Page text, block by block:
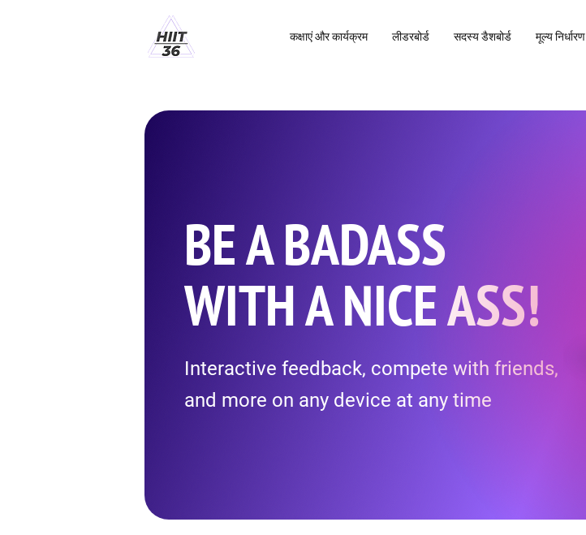
कक्षाएं और कार्यक्रम लीडरबोर्ड सदस्य डैशबोर्ड मूल्य निर्धारण
BE A BADASS
WITH A NICE ASS!
Interactive feedback, compete with friends,
and more on any device at any time